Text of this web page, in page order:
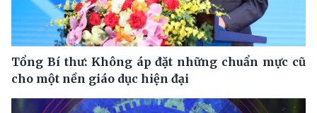
Tổng Bí thư: Không áp đặt những chuẩn mực cũ
cho một nền giáo dục hiện đại